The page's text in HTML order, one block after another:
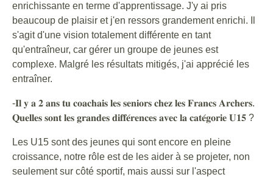
enrichissante en terme d'apprentissage. J'y ai pris
beaucoup de plaisir et j'en ressors grandement enrichi. Il
s'agit d'une vision totalement différente en tant
qu'entraîneur, car gérer un groupe de jeunes est
complexe. Malgré les résultats mitigés, j'ai apprécié les
entraîner.
-𝐈𝐥 𝐲 𝐚 𝟐 𝐚𝐧𝐬 𝐭𝐮 𝐜𝐨𝐚𝐜𝐡𝐚𝐢𝐬 𝐥𝐞𝐬 𝐬𝐞𝐧𝐢𝐨𝐫𝐬 𝐜𝐡𝐞𝐳 𝐥𝐞𝐬 𝐅𝐫𝐚𝐧𝐜𝐬 𝐀𝐫𝐜𝐡𝐞𝐫𝐬.
𝐐𝐮𝐞𝐥𝐥𝐞𝐬 𝐬𝐨𝐧𝐭 𝐥𝐞𝐬 𝐠𝐫𝐚𝐧𝐝𝐞𝐬 𝐝𝐢𝐟𝐟𝐞́𝐫𝐞𝐧𝐜𝐞𝐬 𝐚𝐯𝐞𝐜 𝐥𝐚 𝐜𝐚𝐭𝐞́𝐠𝐨𝐫𝐢𝐞 𝐔𝟏𝟓 ?
Les U15 sont des jeunes qui sont encore en pleine
croissance, notre rôle est de les aider à se projeter, non
seulement sur côté sportif, mais aussi sur l'aspect